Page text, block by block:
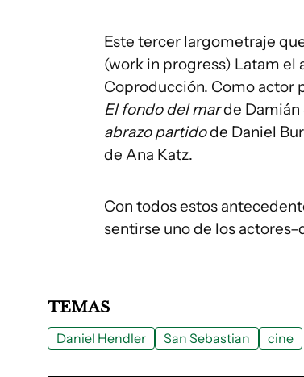
Este tercer largometraje
(work in progress) Latam el
Coproducción. Como actor
El fondo del marde Damián
abrazo partidode Daniel
de Ana Katz.
Con todos estos
sentirse uno de los
TEMAS
Daniel Hendler San Sebastian cine